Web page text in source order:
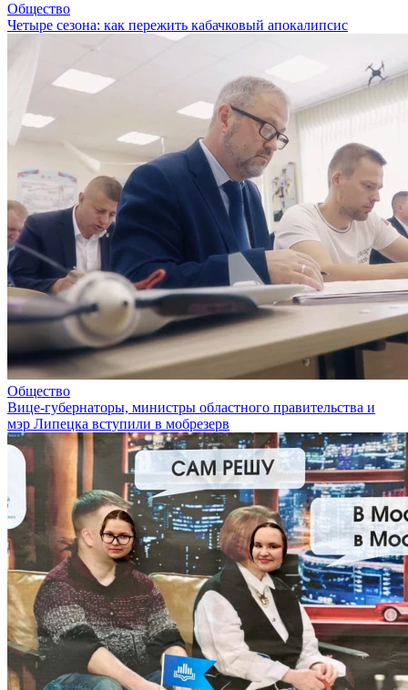
Общество
Четыре сезона: как пережить кабачковый апокалипсис
Общество
Вице-губернаторы, министры областного правительства и
мэр Липецка вступили в мобрезерв